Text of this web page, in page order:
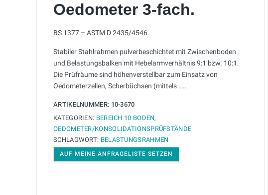
Oedometer 3-fach.
BS 1377 – ASTM D 2435/4546.
Stabiler Stahlrahmen pulverbeschichtet mit Zwischenboden
und Belastungsbalken mit Hebelarmverhältnis 9:1 bzw. 10:1.
Die Prüfräume sind höhenverstellbar zum Einsatz von
Oedometerzellen, Scherbüchsen (mittels …..
ARTIKELNUMMER: 10-3670
KATEGORIEN: BEREICH 10 BODEN,
OEDOMETER/KONSOLIDATIONSPRÜFSTÄNDE
SCHLAGWORT: BELASTUNGSRAHMEN
AUF MEINE ANFRAGELISTE SETZEN